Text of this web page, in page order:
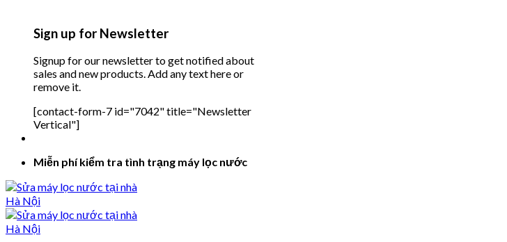
Sign up for Newsletter
Signup for our newsletter to get notified about
sales and new products. Add any text here or
remove it.
[contact-form-7 id="7042" title="Newsletter
Vertical"]
Miễn phí kiểm tra tình trạng máy lọc nước